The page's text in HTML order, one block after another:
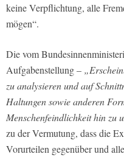
keine Verpflichtung, alle
mögen“.
Die vom
Aufgabenstellung –
zu analysieren und auf
Haltungen sowie anderen
Menschenfeindlichkeit hin zu
zu der Vermutung, dass die
Vorurteilen gegenüber und